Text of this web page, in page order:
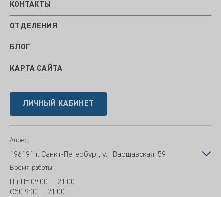
КОНТАКТЫ
ОТДЕЛЕНИЯ
БЛОГ
КАРТА САЙТА
ЛИЧНЫЙ КАБИНЕТ
Адрес:
196191 г. Санкт-Петербург, ул. Варшавская, 59
Время работы:
Пн-Пт 09:00 — 21:00
Сб0 9:00 — 21:00